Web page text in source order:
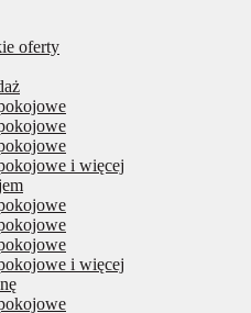
oferty
i więcej
i więcej